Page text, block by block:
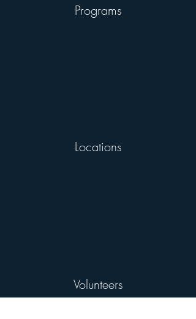
Programs
Locations
Volunteers